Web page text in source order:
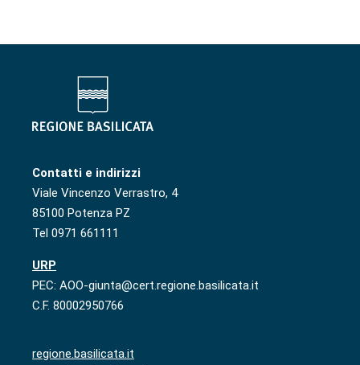
Contatti e indirizzi
Viale Vincenzo Verrastro, 4
85100 Potenza PZ
Tel 0971 661111
URP
PEC: AOO-giunta@cert.regione.basilicata.it
C.F. 80002950766
regione.basilicata.it